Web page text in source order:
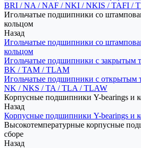
BRI / NA / NAF / NKI / NKIS / TAFI /
Игольчатые подшипники со
кольцом
Назад
Игольчатые подшипники со
кольцом
Игольчатые подшипники с
BK / TAM / TLAM
Игольчатые подшипники с
NK / NKS / TA / TLA / TLAW
Корпусные подшипники Y-bearings и
Назад
Корпусные подшипники Y-bearings и
Высокотемпературные корпусные
сборе
Назад